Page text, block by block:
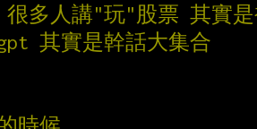
多人講"玩"股票 其實是
其實是幹話大集合